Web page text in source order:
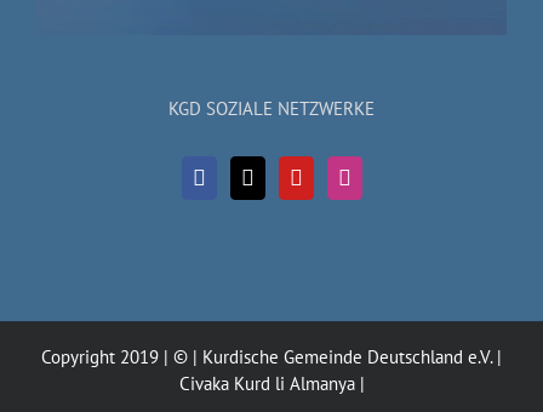
KGD SOZIALE NETZWERKE
Copyright 2019 | © | Kurdische Gemeinde Deutschland e.V. |
Civaka Kurd li Almanya |